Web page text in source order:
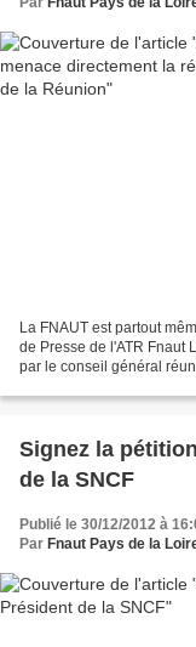
La FNAUT est partout
de Presse de l'ATR Fnaut
par le conseil général
Signez la
de la SNCF
Publié le 30/12/2012 à
Par Fnaut Pays de la